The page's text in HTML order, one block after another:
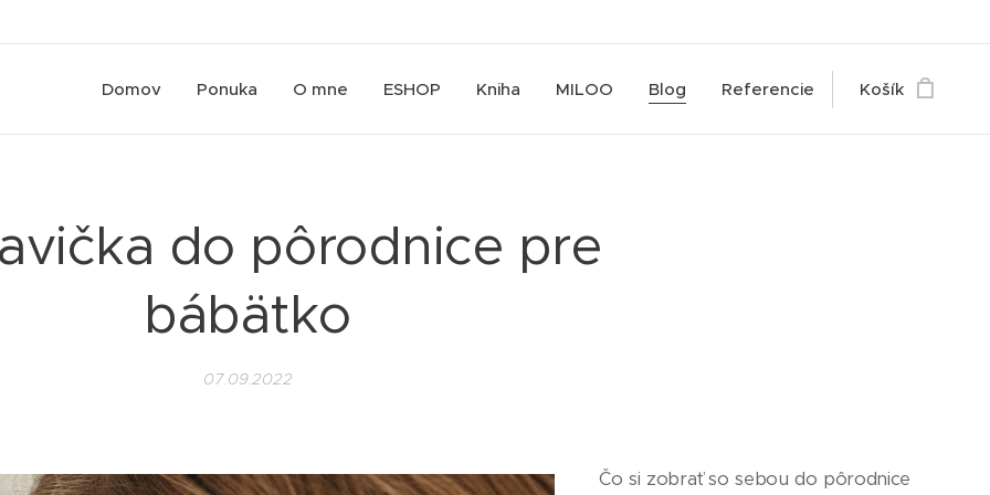
Domov Ponuka O mne ESHOP Kniha MILOO Blog Referencie Košík
do pôrodnice pre
bábätko
07.09.2022
Čo si zobrať so sebou do pôrodnice